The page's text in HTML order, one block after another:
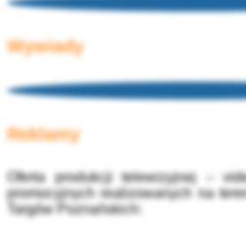
Wywiady
Reklamy
Oferta produkcji telewizyjnej –
promocyjnych realizowanych na
Targów Poznańskich: